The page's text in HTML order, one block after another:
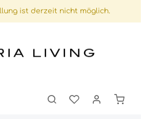
ist derzeit nicht möglich.